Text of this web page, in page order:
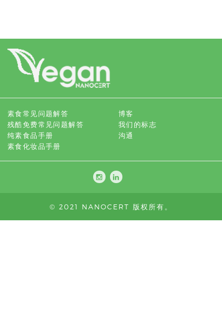
素食常见问题解答
残酷免费常见问题解答
纯素食品手册
素食化妆品手册
博客
我们的标志
沟通
© 2021 NANOCERT 版权所有。